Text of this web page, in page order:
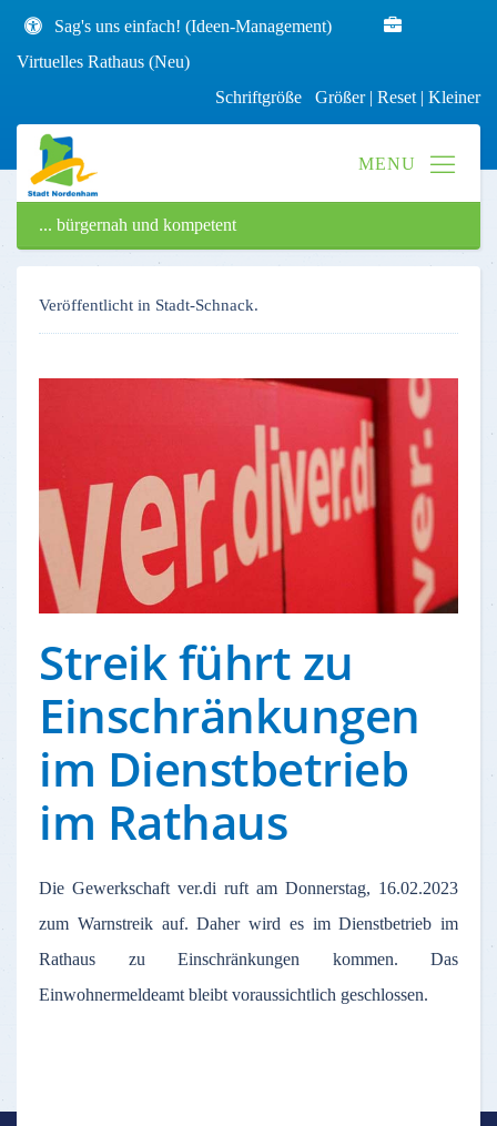
Sag's uns einfach! (Ideen-Management)
Virtuelles Rathaus (Neu)
Schriftgröße Größer| Reset | Kleiner
... bürgernah und kompetent
Veröffentlicht in Stadt-Schnack.
Streik führt zu
Einschränkungen
im Dienstbetrieb
im Rathaus
Die Gewerkschaft ver.di ruft am Donnerstag, 16.02.2023
zum Warnstreik auf. Daher wird es im Dienstbetrieb im
Rathaus zu Einschränkungen kommen. Das
Einwohnermeldeamt bleibt voraussichtlich geschlossen.